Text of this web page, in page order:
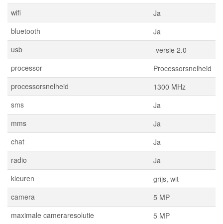
wifi
Ja
bluetooth
Ja
usb
-versie 2.0
processor
Processorsnelheid
processorsnelheid
1300 MHz
sms
Ja
mms
Ja
chat
Ja
radio
Ja
kleuren
grijs, wit
camera
5 MP
maximale cameraresolutie
5 MP